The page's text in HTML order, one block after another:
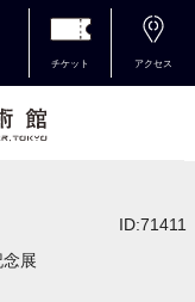
チケット アクセス
ID:71411
展